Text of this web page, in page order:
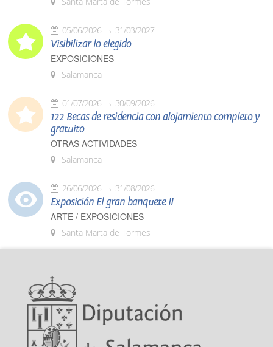
05/06/2026 31/03/2027
Visibilizar lo elegido
EXPOSICIONES
Salamanca
01/07/2026 30/09/2026
122 Becas de residencia con alojamiento completo y
gratuito
OTRAS ACTIVIDADES
Salamanca
26/06/2026 31/08/2026
Exposición El gran banquete II
ARTE / EXPOSICIONES
Santa Marta de Tormes